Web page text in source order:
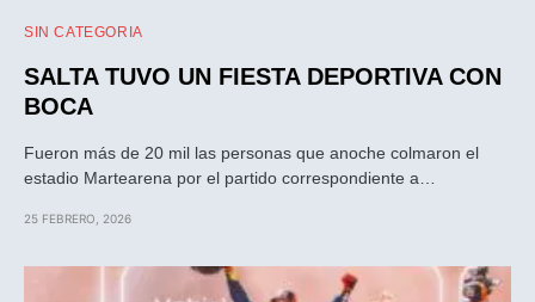
SIN CATEGORIA
SALTA TUVO UN FIESTA DEPORTIVA CON
BOCA
Fueron más de 20 mil las personas que anoche colmaron el
estadio Martearena por el partido correspondiente a…
25 FEBRERO, 2026